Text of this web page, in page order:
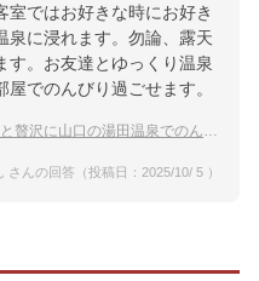
ではお好きな時にお好き
泉に浸れます。勿論、露天
す。お友達とゆっくり温泉
でのんびり過ごせます。
に山口の湯田温泉でのんびりしたいです
さんの回答（投稿日：2025/10/ 5 ）